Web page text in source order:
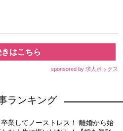
はこちら
sponsored by 求人ボックス
ランキング
業してノーストレス！ 離婚から始